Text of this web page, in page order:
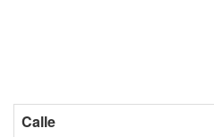
Calle